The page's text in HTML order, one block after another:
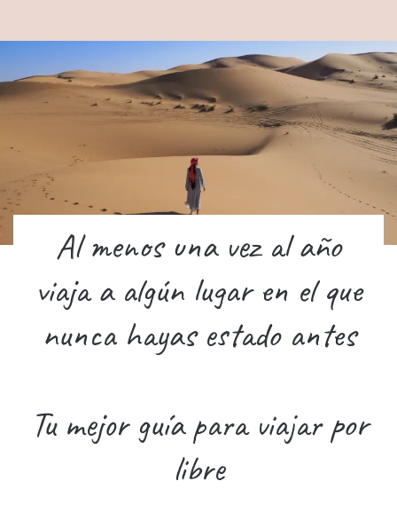
Al menos una vez al año
viaja a algún lugar en el que
nunca hayas estado antes
Tu mejor guía para viajar por
libre